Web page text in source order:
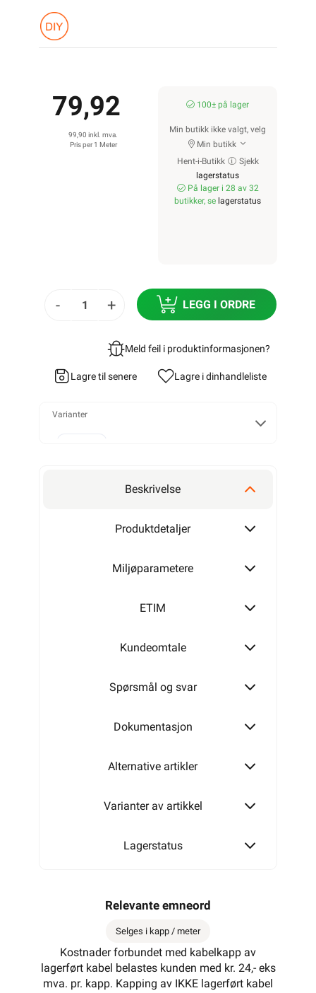
79,92
99,90 inkl. mva.
Pris per 1 Meter
100± på lager
Min butikk ikke valgt, velg
Min butikk
Hent-i-Butikk
Sjekk
lagerstatus
På lager i 28 av 32
butikker, se lagerstatus
- + LEGG I ORDRE
Meld feil i produktinformasjonen?
Lagre til senere Lagre i dinhandleliste
Varianter
2x2,5
Beskrivelse
Produktdetaljer
Miljøparametere
ETIM
Kundeomtale
Spørsmål og svar
Dokumentasjon
Alternative artikler
Varianter av artikkel
Lagerstatus
Relevante emneord
Selges i kapp / meter
Kostnader forbundet med kabelkapp av
lagerført kabel belastes kunden med kr. 24,- eks
mva. pr. kapp. Kapping av IKKE lagerført kabel